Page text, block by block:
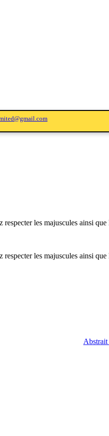
les majuscules ainsi que
les majuscules ainsi que
Abstrait